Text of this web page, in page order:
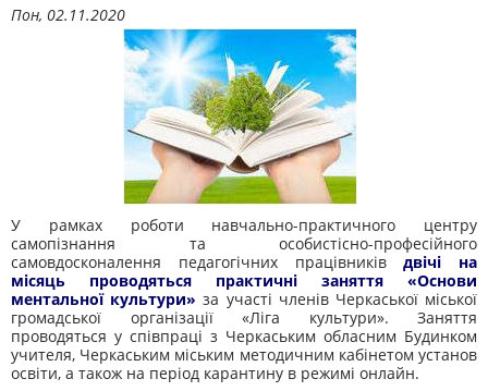
Пон, 02.11.2020
У рамках роботи навчально-практичного центру
самопізнання та особистісно-професійного
самовдосконалення педагогічних працівниківдвічі на
місяць проводяться практичні заняття «Основи
ментальної культури» за участі членів Черкаської міської
громадської організації «Ліга культури». Заняття
проводяться у співпраці з Черкаським обласним Будинком
учителя, Черкаським міським методичним кабінетом установ
освіти, а також на період карантину в режимі онлайн.